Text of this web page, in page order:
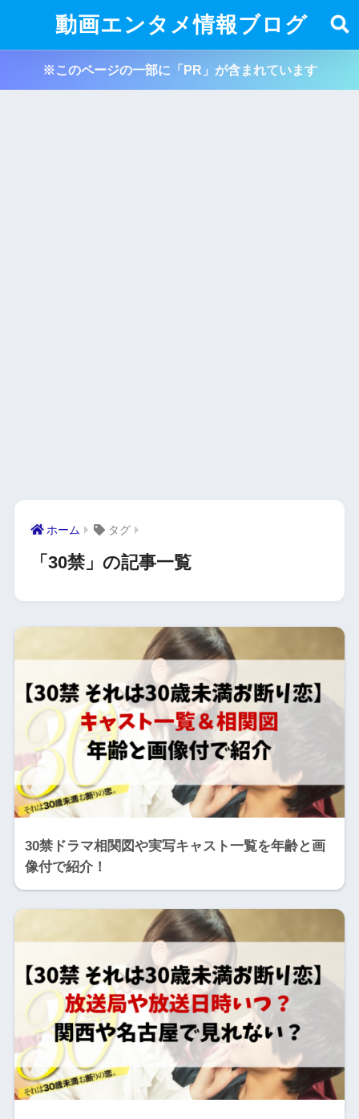
動画エンタメ情報ブログ
※このページの一部に「PR」が含まれています
ホーム タグ
「30禁」の記事一覧
30禁ドラマ相関図や実写キャスト一覧を年齢と画
像付で紹介！